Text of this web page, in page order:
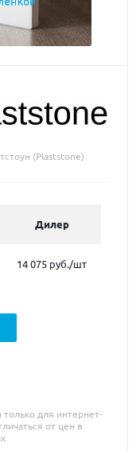
(Plaststone)
Дилер
14 075 руб./шт
для интернет-
от цен в